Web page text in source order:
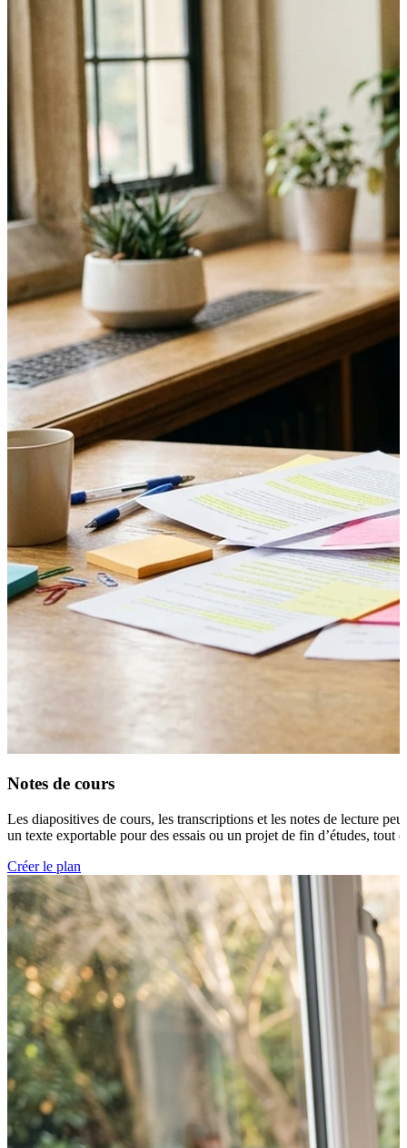
Notes de cours
Les diapositives de cours, les transcriptions et les notes de lecture
un texte exportable pour des essais ou un projet de fin d’études, tout
Créer le plan